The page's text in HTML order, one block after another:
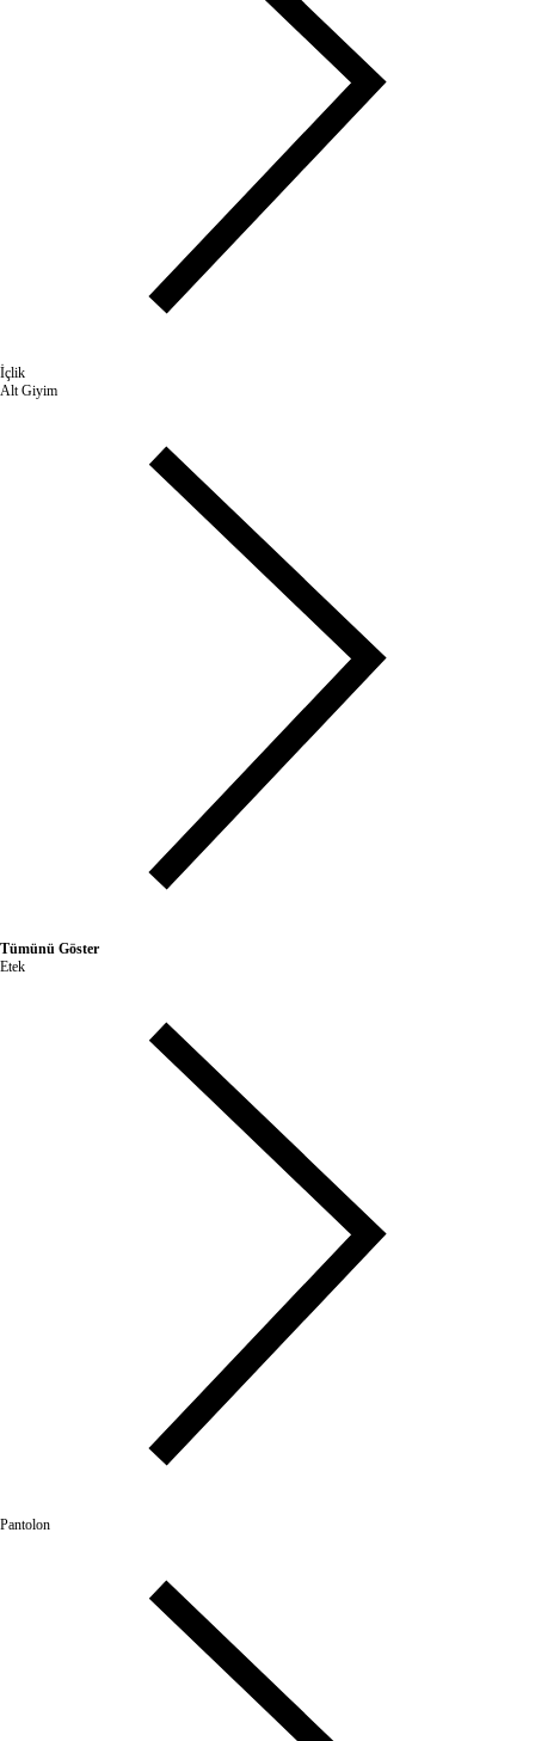
İçlik
Alt Giyim
Tümünü Göster
Etek
Pantolon